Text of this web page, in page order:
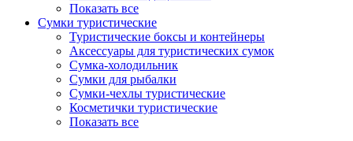
Показать все
Сумки туристические
Туристические боксы и контейнеры
Аксессуары для туристических сумок
Сумка-холодильник
Сумки для рыбалки
Сумки-чехлы туристические
Косметички туристические
Показать все